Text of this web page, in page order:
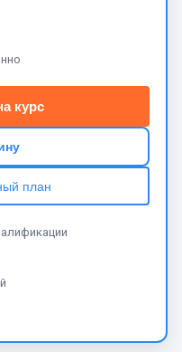
курс
план